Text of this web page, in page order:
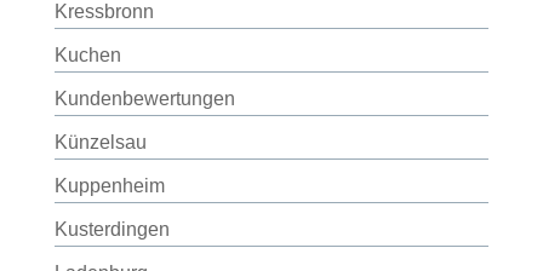
Kressbronn
Kuchen
Kundenbewertungen
Künzelsau
Kuppenheim
Kusterdingen